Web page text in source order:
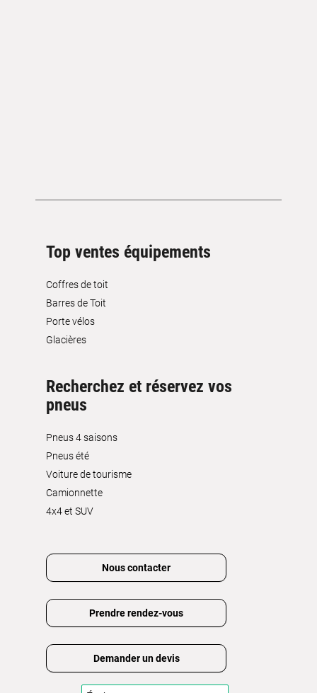
Top ventes équipements
Coffres de toit
Barres de Toit
Porte vélos
Glacières
Recherchez et réservez vos
pneus
Pneus 4 saisons
Pneus été
Voiture de tourisme
Camionnette
4x4 et SUV
Nous contacter
Prendre rendez-vous
Demander un devis